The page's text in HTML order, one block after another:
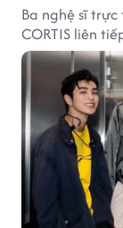
Ba nghệ sĩ trực
CORTIS liên